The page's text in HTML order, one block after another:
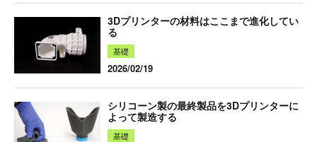
3Dプリンターの材料はここまで進化してい
る
基礎
2026/02/19
シリコーン製の最終製品を3Dプリンターに
よって製造する
基礎